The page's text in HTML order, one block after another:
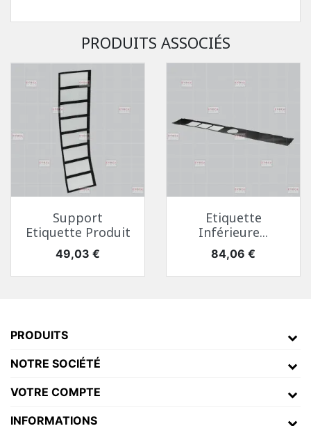
PRODUITS ASSOCIÉS
Support
Etiquette Produit
Prix
49,03 €
Etiquette
Inférieure...
Prix
84,06 €
PRODUITS
NOTRE SOCIÉTÉ
VOTRE COMPTE
INFORMATIONS